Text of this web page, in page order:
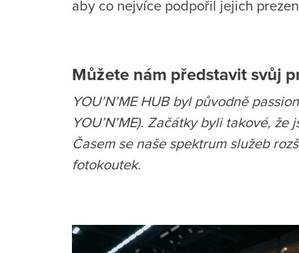
aby co nejvíce podpořil jejich
Můžete nám představit svůj
YOU’N’ME HUB byl původně
YOU’N’ME). Začátky byli takové,
Časem se naše spektrum služeb
fotokoutek.